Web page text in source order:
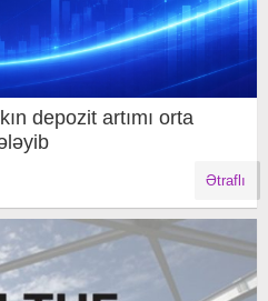
depozit artımı orta
Ətraflı